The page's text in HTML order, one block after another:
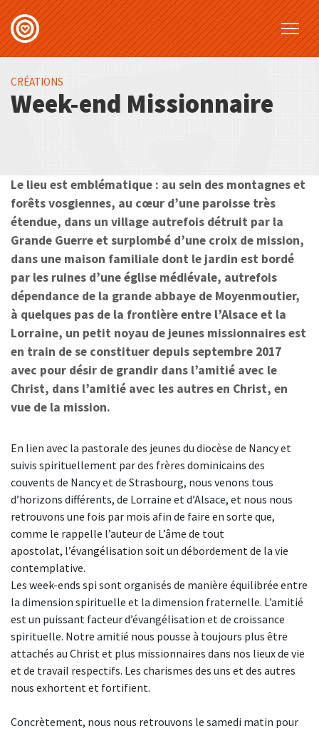
CRÉATIONS
Week-end Missionnaire
Le lieu est emblématique : au sein des montagnes et
forêts vosgiennes, au cœur d’une paroisse très
étendue, dans un village autrefois détruit par la
Grande Guerre et surplombé d’une croix de mission,
dans une maison familiale dont le jardin est bordé
par les ruines d’une église médiévale, autrefois
dépendance de la grande abbaye de Moyenmoutier,
à quelques pas de la frontière entre l’Alsace et la
Lorraine, un petit noyau de jeunes missionnaires est
en train de se constituer depuis septembre 2017
avec pour désir de grandir dans l’amitié avec le
Christ, dans l’amitié avec les autres en Christ, en
vue de la mission.
En lien avec la pastorale des jeunes du diocèse de Nancy et
suivis spirituellement par des frères dominicains des
couvents de Nancy et de Strasbourg, nous venons tous
d’horizons différents, de Lorraine et d’Alsace, et nous nous
retrouvons une fois par mois afin de faire en sorte que,
comme le rappelle l’auteur de L’âme de tout
apostolat, l’évangélisation soit un débordement de la vie
contemplative.
Les week-ends spi sont organisés de manière équilibrée entre
la dimension spirituelle et la dimension fraternelle. L’amitié
est un puissant facteur d’évangélisation et de croissance
spirituelle. Notre amitié nous pousse à toujours plus être
attachés au Christ et plus missionnaires dans nos lieux de vie
et de travail respectifs. Les charismes des uns et des autres
nous exhortent et fortifient.
Concrètement, nous nous retrouvons le samedi matin pour